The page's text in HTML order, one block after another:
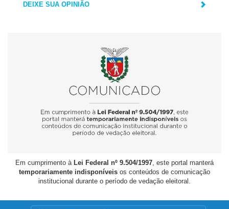
DEIXE SUA OPINIÃO
Em cumprimento à Lei Federal nº 9.504/1997, este portal manterá
temporariamente indisponíveis os conteúdos de comunicação
institucional durante o período de vedação eleitoral.